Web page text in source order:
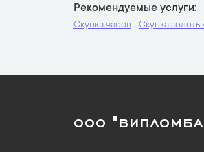
Рекомендуемые услуги
Скупка часов Скупка
ООО